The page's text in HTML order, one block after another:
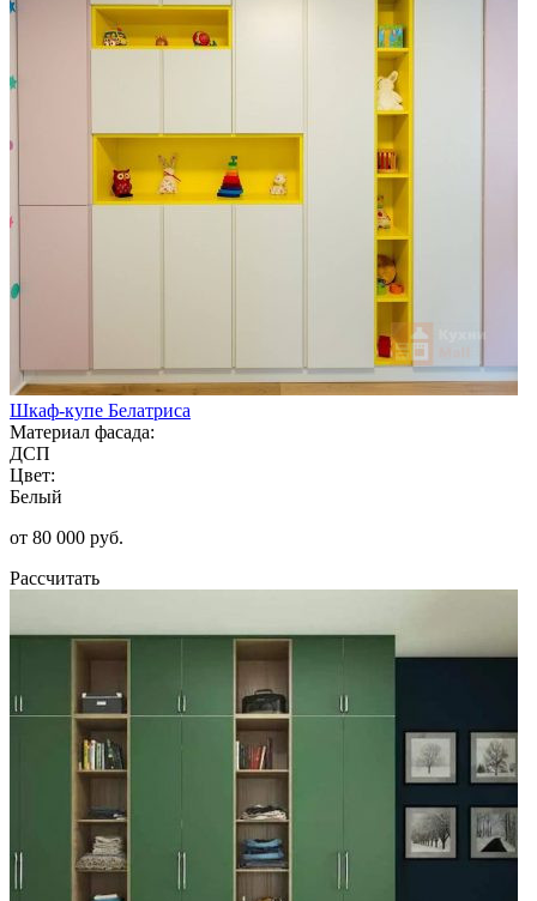
Шкаф-купе Белатриса
Материал фасада:
ДСП
Цвет:
Белый
от 80 000 руб.
Рассчитать